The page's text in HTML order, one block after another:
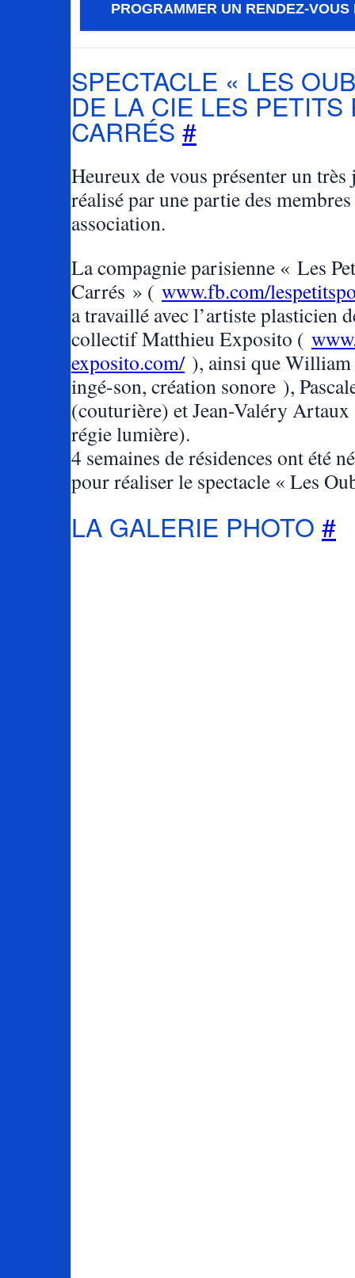
PROGRAMMER UN RENDEZ-VOUS
SPECTACLE « LES
DE LA CIE LES PETITS
CARRÉS #
Heureux de vous présenter un
réalisé par une partie des
association.
La compagnie parisienne « Les
Carrés » ( www.fb.com/
a travaillé avec l’artiste plasticien
collectif Matthieu Exposito (
exposito.com/), ainsi que
ingé-son, création sonore ),
(couturière) et Jean-Valéry
régie lumière).
4 semaines de résidences ont été
pour réaliser le spectacle « Les
LA GALERIE PHOTO #